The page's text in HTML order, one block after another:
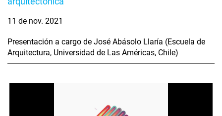
11 de nov. 2021
Presentación a cargo de José Abásolo Llaría (Escuela de
Arquitectura, Universidad de Las Américas, Chile)